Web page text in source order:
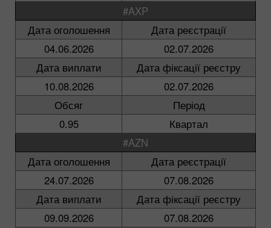
#AXP
Дата оголошення
Дата реєстрації
04.06.2026
02.07.2026
Дата виплати
Дата фіксації реєстру
10.08.2026
02.07.2026
Обсяг
Період
0.95
Квартал
#AZN
Дата оголошення
Дата реєстрації
24.07.2026
07.08.2026
Дата виплати
Дата фіксації реєстру
09.09.2026
07.08.2026